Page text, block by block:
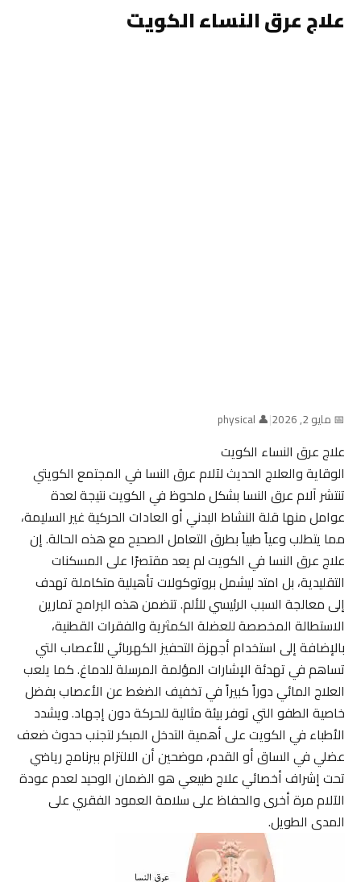
علاج عرق النساء الكويت
📅 مايو 2, 2026 |
👤 physical
علاج عرق النساء الكويت
الوقاية والعلاج الحديث لآلام عرق النسا في المجتمع الكويتي
تنتشر آلام عرق النسا بشكل ملحوظ في الكويت نتيجة لعدة
عوامل منها قلة النشاط البدني أو العادات الحركية غير السليمة،
مما يتطلب وعياً طبياً بطرق التعامل الصحيح مع هذه الحالة. إن
علاج عرق النسا في الكويت لم يعد مقتصرًا على المسكنات
التقليدية، بل امتد ليشمل بروتوكولات تأهيلية متكاملة تهدف
إلى معالجة السبب الرئيسي للألم. تتضمن هذه البرامج تمارين
الاستطالة المخصصة للعضلة الكمثرية والفقرات القطنية،
بالإضافة إلى استخدام أجهزة التحفيز الكهربائي للأعصاب التي
تساهم في تهدئة الإشارات المؤلمة المرسلة للدماغ. كما يلعب
العلاج المائي دوراً كبيراً في تخفيف الضغط عن الأعصاب بفضل
خاصية الطفو التي توفر بيئة مثالية للحركة دون إجهاد. ويشدد
الأطباء في الكويت على أهمية التدخل المبكر لتجنب حدوث ضعف
عضلي في الساق أو القدم، موضحين أن الالتزام ببرنامج رياضي
تحت إشراف أخصائي علاج طبيعي هو الضمان الوحيد لعدم عودة
الآلام مرة أخرى والحفاظ على سلامة العمود الفقري على
المدى الطويل.